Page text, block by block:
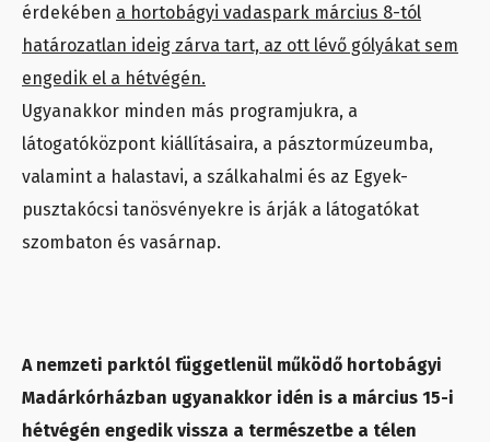
érdekében a hortobágyi vadaspark március 8-tól
határozatlan ideig zárva tart, az ott lévő gólyákat sem
engedik el a hétvégén.
Ugyanakkor minden más programjukra, a
látogatóközpont kiállításaira, a pásztormúzeumba,
valamint a halastavi, a szálkahalmi és az Egyek-
pusztakócsi tanösvényekre is árják a látogatókat
szombaton és vasárnap.
A nemzeti parktól függetlenül működő hortobágyi
Madárkórházban ugyanakkor idén is a március 15-i
hétvégén engedik vissza a természetbe a télen